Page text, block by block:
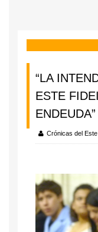
“LA
ESTE
ENDEUDA”
Crónicas del Este